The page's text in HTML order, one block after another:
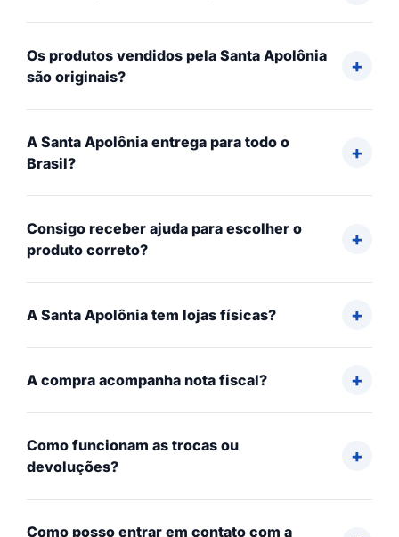
Os produtos vendidos pela Santa Apolônia
são originais?
A Santa Apolônia entrega para todo o
Brasil?
Consigo receber ajuda para escolher o
produto correto?
A Santa Apolônia tem lojas físicas?
A compra acompanha nota fiscal?
Como funcionam as trocas ou
devoluções?
Como posso entrar em contato com a